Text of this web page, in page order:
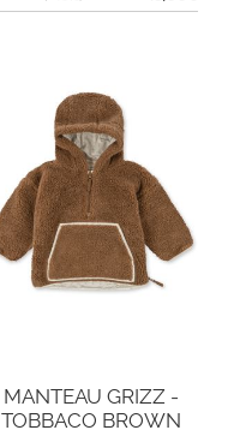
MANTEAU GRIZZ -
TOBBACO BROWN